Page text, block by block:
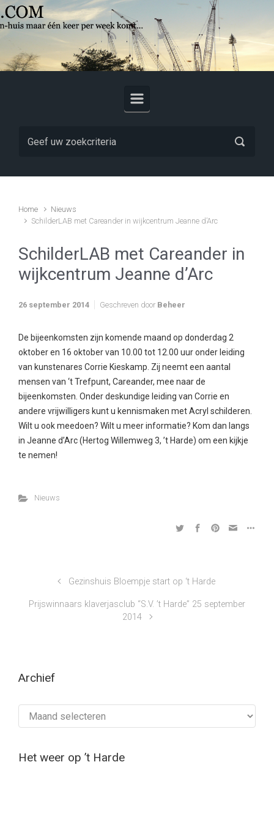
Skip to main content
Home
Nieuws
SchilderLAB met Careander in wijkcentrum Jeanne d’Arc
SchilderLAB met Careander in
wijkcentrum Jeanne d’Arc
26 september 2014 Geschreven door Beheer
De bijeenkomsten zijn komende maand op donderdag 2
oktober en 16 oktober van 10.00 tot 12.00 uur onder leiding
van kunstenares Corrie Kieskamp. Zij neemt een aantal
mensen van ‘t Trefpunt, Careander, mee naar de
bijeenkomsten. Onder deskundige leiding van Corrie en
andere vrijwilligers kunt u kennismaken met Acryl schilderen.
Wilt u ook meedoen? Wilt u meer informatie? Kom dan langs
in Jeanne d’Arc (Hertog Willemweg 3, ’t Harde) om een kijkje
te nemen!
Nieuws
Gezinshuis Bloempje start op ‘t Harde
Prijswinnaars klaverjasclub “S.V. ’t Harde” 25 september
2014
Archief
Het weer op ’t Harde